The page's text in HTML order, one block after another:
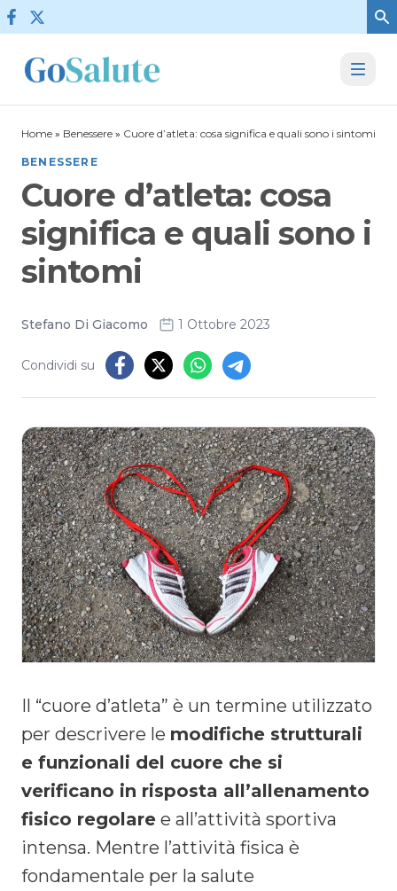
Vai al contenuto
Home » Benessere » Cuore d’atleta: cosa significa e quali sono i sintomi
BENESSERE
Cuore d’atleta: cosa
significa e quali sono i
sintomi
Stefano Di Giacomo 1 Ottobre 2023
Condividi su
Il “cuore d’atleta” è un termine utilizzato
per descrivere le modifiche strutturali
e funzionali del cuore che si
verificano in risposta all’allenamento
fisico regolare e all’attività sportiva
intensa. Mentre l’attività fisica è
fondamentale per la salute